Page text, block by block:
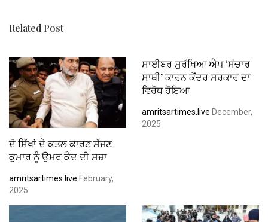
Related Post
ਦੋ ਸਿੱਖਾਂ ਦੇ ਕਤਲ ਕਾਰਣ ਸੱਜਣ
ਕੁਮਾਰ ਨੂੰ ਉਮਰ ਕੈਦ ਦੀ ਸਜ਼ਾ
amritsartimes.live February,
2025
ਸਾਈਬਰ ਸੁਰੱਖਿਆ ਐਪ ‘ਸੰਚਾਰ
ਸਾਥੀ’ ਕਾਰਨ ਕੇਂਦਰ ਸਰਕਾਰ ਦਾ
ਵਿਰੋਧ ਹੋਇਆ
amritsartimes.live December,
2025